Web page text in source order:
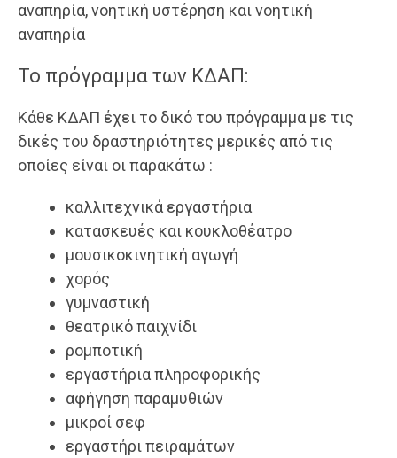
αναπηρία, νοητική υστέρηση και νοητική
αναπηρία
Το πρόγραμμα των ΚΔΑΠ:
Κάθε ΚΔΑΠ έχει το δικό του πρόγραμμα με τις
δικές του δραστηριότητες μερικές από τις
οποίες είναι οι παρακάτω :
καλλιτεχνικά εργαστήρια
κατασκευές και κουκλοθέατρο
μουσικοκινητική αγωγή
χορός
γυμναστική
θεατρικό παιχνίδι
ρομποτική
εργαστήρια πληροφορικής
αφήγηση παραμυθιών
μικροί σεφ
εργαστήρι πειραμάτων